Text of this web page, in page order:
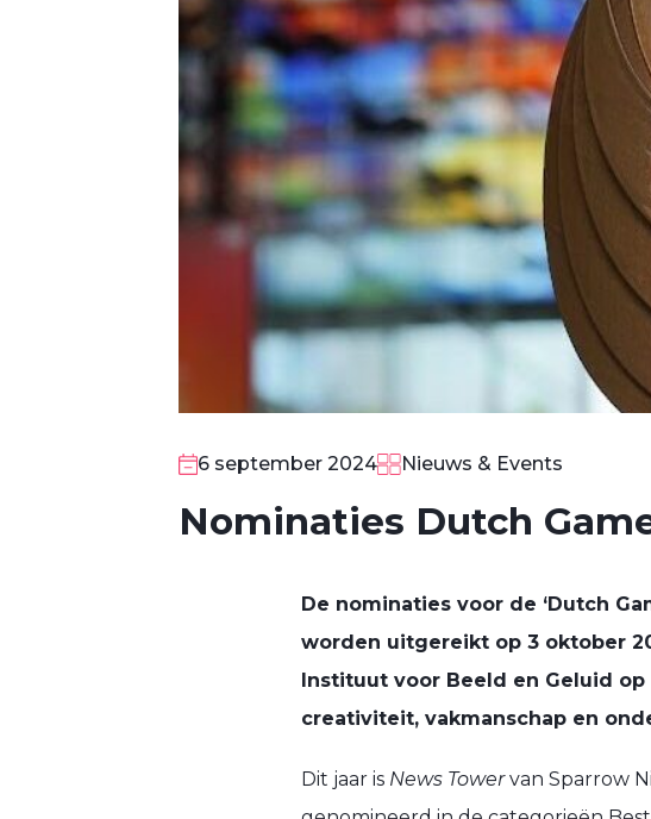
6 september 2024 Nieuws & Events
Nominaties Dutch
De nominaties voor de ‘Dutch
worden uitgereikt op 3 oktober
Instituut voor Beeld en Geluid
creativiteit, vakmanschap en
Dit jaar is News Towervan Sparrow